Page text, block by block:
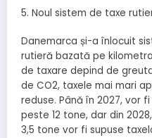
5. Noul sistem de taxe
Danemarca și-a înlocuit
rutieră bazată pe
de taxare depind de
de CO2, taxele mai mari
reduse. Până în 2027, vor
peste 12 tone, dar din
3,5 tone vor fi supuse